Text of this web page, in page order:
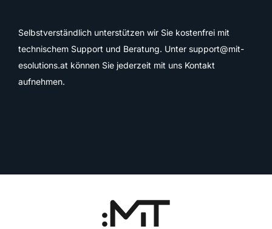
Selbstverständlich unterstützen wir Sie kostenfrei mit
technischem Support und Beratung. Unter support@mit-
esolutions.at können Sie jederzeit mit uns Kontakt
aufnehmen.